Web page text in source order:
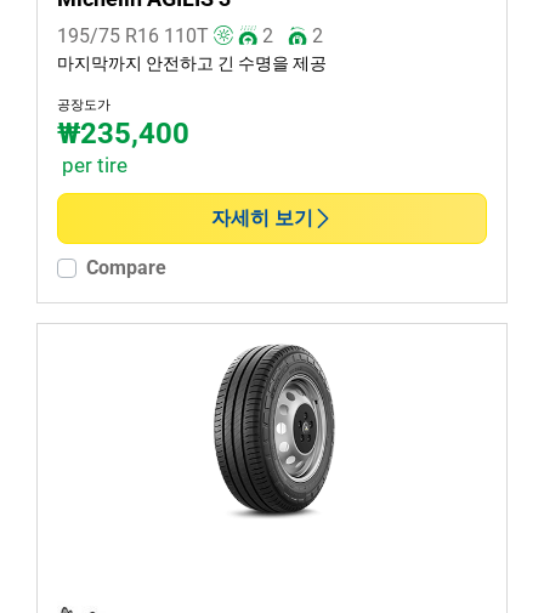
소형 화물차 van (2)
EV (0)
런플랫 타이어일 경우, 선택하세요
논런 플랫 (2)
195/75 R16 110T 2 2
마지막까지 안전하고 긴 수명을 제공
공장도가
₩235,400
per tire
자세히 보기
Compare